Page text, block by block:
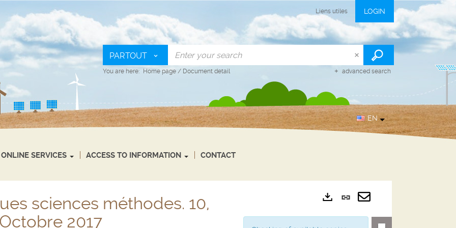
Liens utiles LOGIN
PARTOUT
advanced search
You are here: Home page / Document detail
EN
ONLINE SERVICES ACCESS TO INFORMATION CONTACT
sciences méthodes. 10,
2017
Exports
Permanent
link
Send